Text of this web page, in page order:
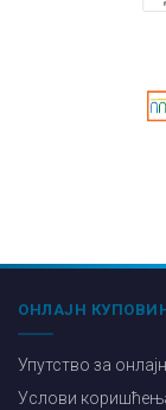
ОНЛАЈН
Упутство за
Услови